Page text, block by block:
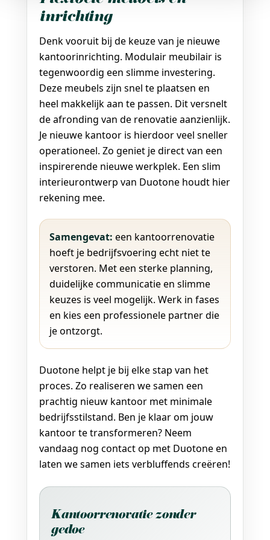
inrichting
Denk vooruit bij de keuze van je nieuwe
kantoorinrichting. Modulair meubilair is
tegenwoordig een slimme investering.
Deze meubels zijn snel te plaatsen en
heel makkelijk aan te passen. Dit versnelt
de afronding van de renovatie aanzienlijk.
Je nieuwe kantoor is hierdoor veel sneller
operationeel. Zo geniet je direct van een
inspirerende nieuwe werkplek. Een slim
interieurontwerp van Duotone houdt hier
rekening mee.
Samengevat: een kantoorrenovatie
hoeft je bedrijfsvoering echt niet te
verstoren. Met een sterke planning,
duidelijke communicatie en slimme
keuzes is veel mogelijk. Werk in fases
en kies een professionele partner die
je ontzorgt.
Duotone helpt je bij elke stap van het
proces. Zo realiseren we samen een
prachtig nieuw kantoor met minimale
bedrijfsstilstand. Ben je klaar om jouw
kantoor te transformeren? Neem
vandaag nog contact op met Duotone en
laten we samen iets verbluffends creëren!
Kantoorrenovatie zonder
gedoe